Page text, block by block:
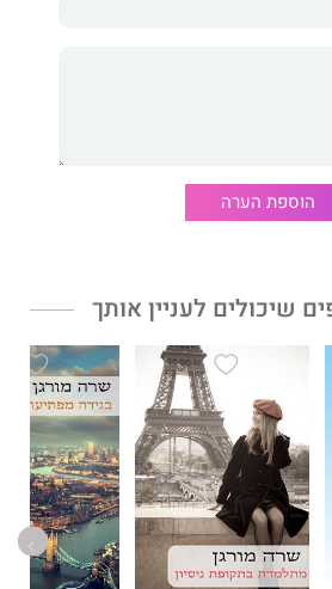
הוספת הערה
שיכולים לעניין אותך